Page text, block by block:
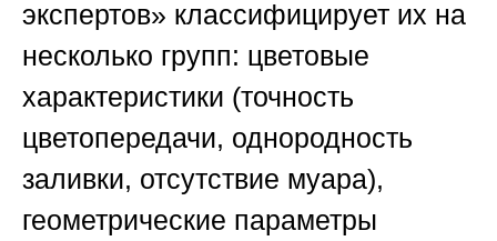
экспертов» классифицирует их на
несколько групп: цветовые
характеристики (точность
цветопередачи, однородность
заливки, отсутствие муара),
геометрические параметры